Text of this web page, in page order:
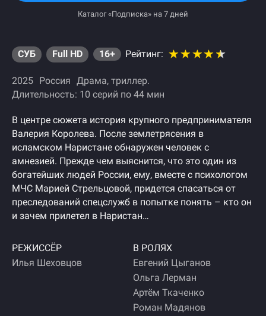
Каталог «Подписка» на 7 дней
СУБ Full HD 16+ Рейтинг:
2025 Россия Драма триллер
Длительность: 10 серий по 44 мин
В центре сюжета история крупного предпринимателя
Валерия Королева. После землетрясения в
исламском Наристане обнаружен человек с
амнезией. Прежде чем выяснится, что это один из
богатейших людей России, ему, вместе с психологом
МЧС Марией Стрельцовой, придется спасаться от
преследований спецслужб в попытке понять – кто он
и зачем прилетел в Наристан…
РЕЖИССЁР
Илья Шеховцов
В РОЛЯХ
Евгений Цыганов
Ольга Лерман
Артём Ткаченко
Роман Мадянов